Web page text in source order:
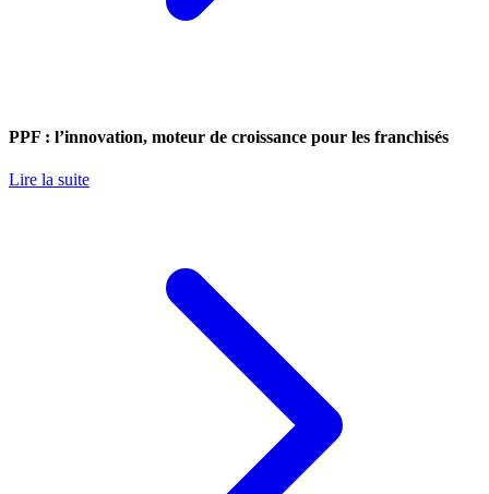
PPF : l’innovation, moteur de croissance pour les franchisés
Lire la suite